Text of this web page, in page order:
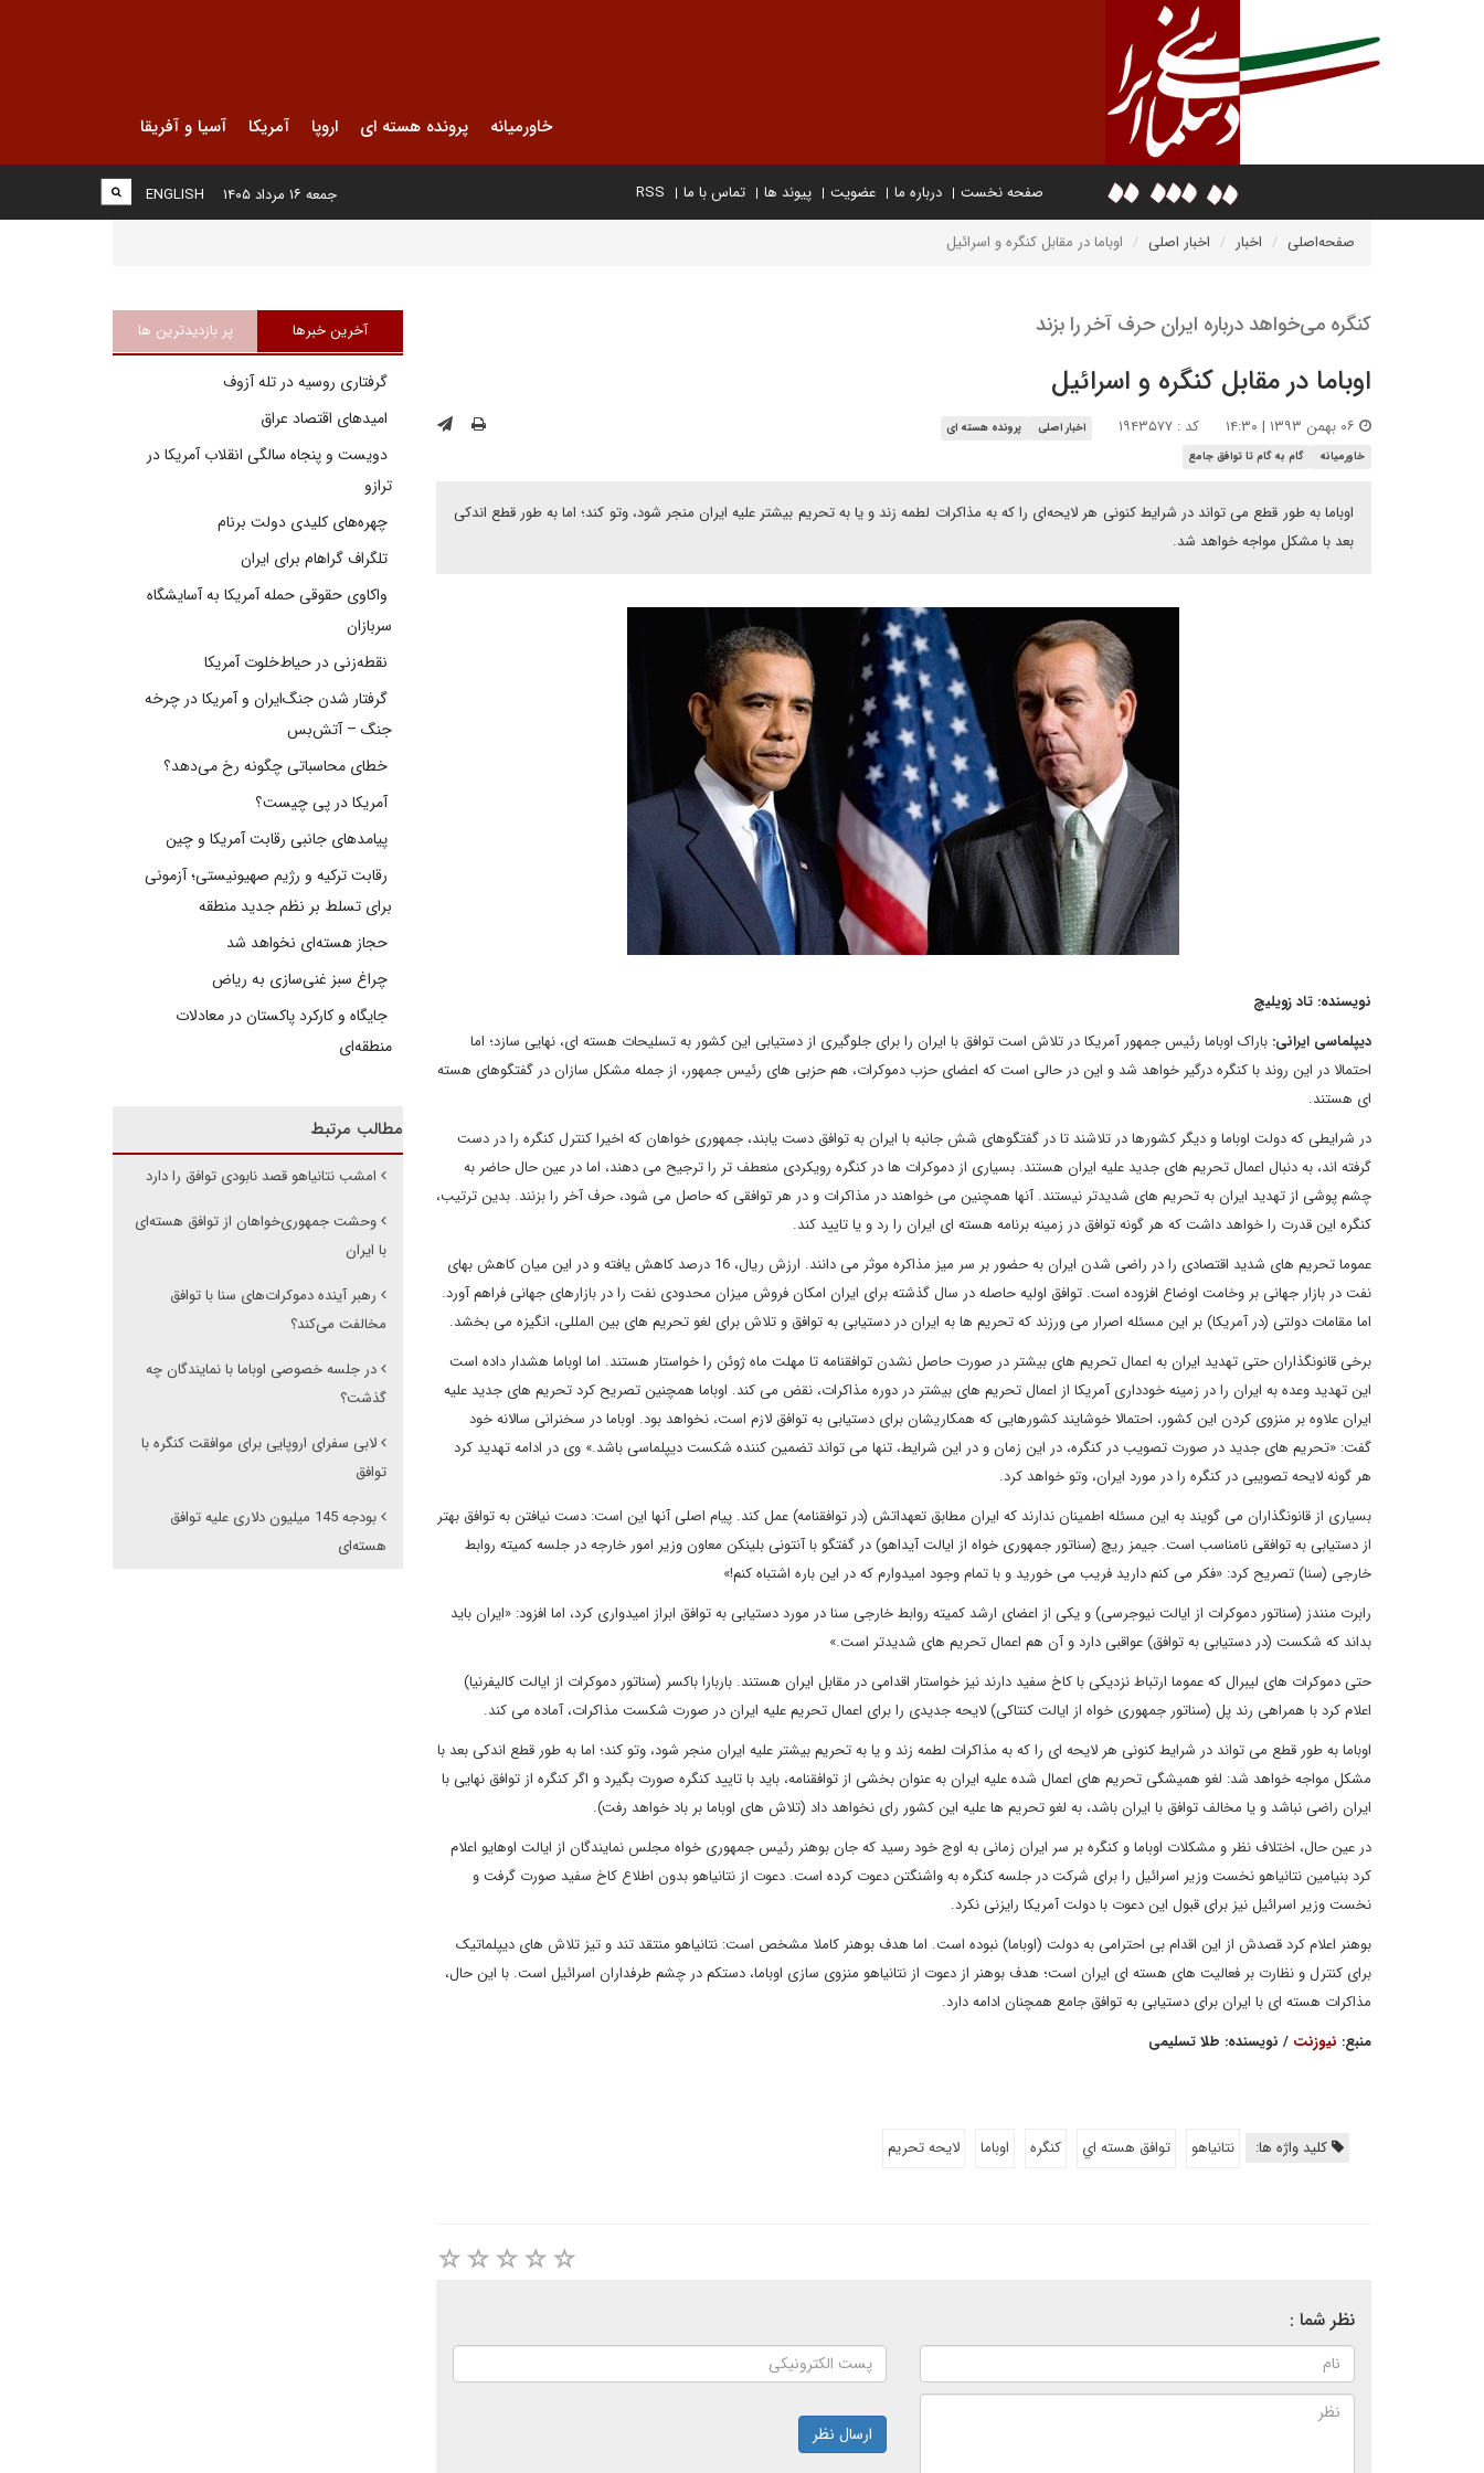
خاورمیانه پرونده هسته ای اروپا آمریکا آسیا و آفریقا
صفحه نخست درباره ما عضویت پیوند ها تماس با ما RSS
ENGLISH جمعه ۱۶ مرداد ۱۴۰۵
صفحه‌اصلی اخبار اخبار اصلی اوباما در مقابل کنگره و اسرائیل
کنگره می‌خواهد درباره ایران حرف آخر را بزند
اوباما در مقابل کنگره و اسرائیل
کد : ۱۹۴۳۵۷۷ اخبار اصلی
پرونده هسته ای
خاورمیانه
گام به گام تا توافق جامع
اوباما به طور قطع می تواند در شرایط کنونی هر لایحه‌ای را که به مذاکرات لطمه زند و یا به تحریم بیشتر علیه ایران منجر شود، وتو کند؛ اما به طور قطع اندکی
بعد با مشکل مواجه خواهد شد.
نویسنده: تاد زویلیچ
دیپلماسی ایرانی: باراک اوباما رئیس جمهور آمریکا در تلاش است توافق با ایران را برای جلوگیری از دستیابی این کشور به تسلیحات هسته ای، نهایی سازد؛ اما
احتمالا در این روند با کنگره درگیر خواهد شد و این در حالی است که اعضای حزب دموکرات، هم حزبی های رئیس جمهور، از جمله مشکل سازان در گفتگوهای هسته
ای هستند.
در شرایطی که دولت اوباما و دیگر کشورها در تلاشند تا در گفتگوهای شش جانبه با ایران به توافق دست یابند، جمهوری خواهان که اخیرا کنترل کنگره را در دست
گرفته اند، به دنبال اعمال تحریم های جدید علیه ایران هستند. بسیاری از دموکرات ها در کنگره رویکردی منعطف تر را ترجیح می دهند، اما در عین حال حاضر به
چشم پوشی از تهدید ایران به تحریم های شدیدتر نیستند. آنها همچنین می خواهند در مذاکرات و در هر توافقی که حاصل می شود، حرف آخر را بزنند. بدین ترتیب،
کنگره این قدرت را خواهد داشت که هر گونه توافق در زمینه برنامه هسته ای ایران را رد و یا تایید کند.
عموما تحریم های شدید اقتصادی را در راضی شدن ایران به حضور بر سر میز مذاکره موثر می دانند. ارزش ریال، 16 درصد کاهش یافته و در این میان کاهش بهای
نفت در بازار جهانی بر وخامت اوضاع افزوده است. توافق اولیه حاصله در سال گذشته برای ایران امکان فروش میزان محدودی نفت را در بازارهای جهانی فراهم آورد.
اما مقامات دولتی (در آمریکا) بر این مسئله اصرار می ورزند که تحریم ها به ایران در دستیابی به توافق و تلاش برای لغو تحریم های بین المللی، انگیزه می بخشد.
برخی قانونگذاران حتی تهدید ایران به اعمال تحریم های بیشتر در صورت حاصل نشدن توافقنامه تا مهلت ماه ژوئن را خواستار هستند. اما اوباما هشدار داده است
این تهدید وعده به ایران را در زمینه خودداری آمریکا از اعمال تحریم های بیشتر در دوره مذاکرات، نقض می کند. اوباما همچنین تصریح کرد تحریم های جدید علیه
ایران علاوه بر منزوی کردن این کشور، احتمالا خوشایند کشورهایی که همکاریشان برای دستیابی به توافق لازم است، نخواهد بود. اوباما در سخنرانی سالانه خود
گفت: «تحریم های جدید در صورت تصویب در کنگره، در این زمان و در این شرایط، تنها می تواند تضمین کننده شکست دیپلماسی باشد.» وی در ادامه تهدید کرد
هر گونه لایحه تصویبی در کنگره را در مورد ایران، وتو خواهد کرد.
بسیاری از قانونگذاران می گویند به این مسئله اطمینان ندارند که ایران مطابق تعهداتش (در توافقنامه) عمل کند. پیام اصلی آنها این است: دست نیافتن به توافق بهتر
از دستیابی به توافقی نامناسب است. جیمز ریچ (سناتور جمهوری خواه از ایالت آیداهو) در گفتگو با آنتونی بلینکن معاون وزیر امور خارجه در جلسه کمیته روابط
خارجی (سنا) تصریح کرد: «فکر می کنم دارید فریب می خورید و با تمام وجود امیدوارم که در این باره اشتباه کنم!»
رابرت منندز (سناتور دموکرات از ایالت نیوجرسی) و یکی از اعضای ارشد کمیته روابط خارجی سنا در مورد دستیابی به توافق ابراز امیدواری کرد، اما افزود: «ایران باید
بداند که شکست (در دستیابی به توافق) عواقبی دارد و آن هم اعمال تحریم های شدیدتر است.»
حتی دموکرات های لیبرال که عموما ارتباط نزدیکی با کاخ سفید دارند نیز خواستار اقدامی در مقابل ایران هستند. باربارا باکسر (سناتور دموکرات از ایالت کالیفرنیا)
اعلام کرد با همراهی رند پل (سناتور جمهوری خواه از ایالت کنتاکی) لایحه جدیدی را برای اعمال تحریم علیه ایران در صورت شکست مذاکرات، آماده می کند.
اوباما به طور قطع می تواند در شرایط کنونی هر لایحه ای را که به مذاکرات لطمه زند و یا به تحریم بیشتر علیه ایران منجر شود، وتو کند؛ اما به طور قطع اندکی بعد با
مشکل مواجه خواهد شد: لغو همیشگی تحریم های اعمال شده علیه ایران به عنوان بخشی از توافقنامه، باید با تایید کنگره صورت بگیرد و اگر کنگره از توافق نهایی با
ایران راضی نباشد و یا مخالف توافق با ایران باشد، به لغو تحریم ها علیه این کشور رای نخواهد داد (تلاش های اوباما بر باد خواهد رفت).
در عین حال، اختلاف نظر و مشکلات اوباما و کنگره بر سر ایران زمانی به اوج خود رسید که جان بوهنر رئیس جمهوری خواه مجلس نمایندگان از ایالت اوهایو اعلام
کرد بنیامین نتانیاهو نخست وزیر اسرائیل را برای شرکت در جلسه کنگره به واشنگتن دعوت کرده است. دعوت از نتانیاهو بدون اطلاع کاخ سفید صورت گرفت و
نخست وزیر اسرائیل نیز برای قبول این دعوت با دولت آمریکا رایزنی نکرد.
بوهنر اعلام کرد قصدش از این اقدام بی احترامی به دولت (اوباما) نبوده است. اما هدف بوهنر کاملا مشخص است: نتانیاهو منتقد تند و تیز تلاش های دیپلماتیک
برای کنترل و نظارت بر فعالیت های هسته ای ایران است؛ هدف بوهنر از دعوت از نتانیاهو منزوی سازی اوباما، دستکم در چشم طرفداران اسرائیل است. با این حال،
مذاکرات هسته ای با ایران برای دستیابی به توافق جامع همچنان ادامه دارد.
منبع: نیوزنت / نویسنده: طلا تسلیمی
کلید واژه ها: نتانیاهو توافق هسته اي كنگره اوباما لايحه تحريم
نظر شما :
ارسال نظر
آخرین خبرها پر بازدیدترین ها
گرفتاری روسیه در تله آزوف
امیدهای اقتصاد عراق
دویست و پنجاه سالگی انقلاب آمریکا در
ترازو
چهره‌های کلیدی دولت برنام
تلگراف گراهام برای ایران
واکاوی حقوقی حمله آمریکا به آسایشگاه
سربازان
نقطه‌زنی در حیاط‌خلوت آمریکا
گرفتار شدن جنگ‌ایران و آمریکا در چرخه
جنگ – آتش‌بس
خطای محاسباتی چگونه رخ می‌دهد؟
آمریکا در پی چیست؟
پیامدهای جانبی رقابت آمریکا و چین
رقابت ترکیه و رژیم صهیونیستی؛ آزمونی
برای تسلط بر نظم جدید منطقه
حجاز هسته‌ای نخواهد شد
چراغ سبز غنی‌سازی به ریاض
جایگاه و کارکرد پاکستان در معادلات
منطقه‌ای
مطالب مرتبط
امشب نتانیاهو قصد نابودی توافق را دارد
وحشت جمهوری‌خواهان از توافق هسته‌ای
با ایران
رهبر آینده دموکرات‌های سنا با توافق
مخالفت می‌کند؟
در جلسه خصوصی اوباما با نمایندگان چه
گذشت؟
لابی سفرای اروپایی برای موافقت کنگره با
توافق
بودجه 145 میلیون دلاری علیه توافق
هسته‌ای